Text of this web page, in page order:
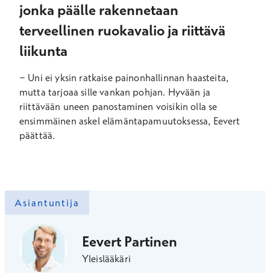
jonka päälle rakennetaan
terveellinen ruokavalio ja riittävä
liikunta
− Uni ei yksin ratkaise painonhallinnan haasteita,
mutta tarjoaa sille vankan pohjan. Hyvään ja
riittävään uneen panostaminen voisikin olla se
ensimmäinen askel elämäntapamuutoksessa, Eevert
päättää.
Asiantuntija
Eevert Partinen
Yleislääkäri